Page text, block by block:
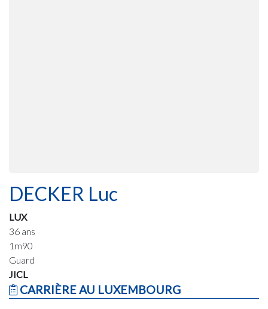
DECKER Luc
LUX
36 ans
1m90
Guard
JICL
CARRIÈRE AU LUXEMBOURG